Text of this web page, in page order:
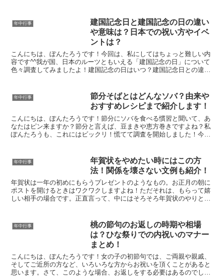
年中行事
建国記念日と建国記念の日の違い
や意味は？日本での祝い方やイベ
ントは？
こんにちは、ぽんたろうです！今回は、私にしてはちょっと難しい内
容です^^我が国、日本のルーツともいえる「建国記念の日」について
色々調査してみましたよ！建国記念の日はいつ？建国記念日との違い
年中行事
節分そばとはどんなソバ？由来や
おすすめレシピまで紹介します！
こんにちは、ぽんたろうです！節分にソバを食べる慣習と聞いて、あ
なたはピン来ますか？節分と言えば、豆まきや恵方巻きですよね？私
ぽんたろうも、これにはビックリ！慌てて調査を開始しました！今回
年中行事
年賀状をやめたい時にはこの方
法！関係を壊さない文例も紹介！
年賀状は一年の初めにもらうプレゼントのようなもの。お正月の朝に
ポストを開けるときはワクワクしますよね！ただそれは、もらって嬉
しい相手の場合です。正直言って、中にはそろそろ年賀状のやりとり
年中行事
桃の節句のお返しの時期や相場
は？ひな祭りでの内祝いのマナー
まとめ！
こんにちは、ぽんたろうです！女の子の初節句では、ご両親や親戚、
そしてご近所の方など、いろいろな方からお祝いを頂くことがあると
思います。さて、このような場合、お返しをする必要はあるのでしょ